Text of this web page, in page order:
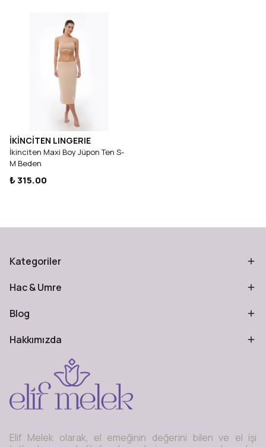
İKİNCİTEN LINGERIE
İkinciten Maxi Boy Jüpon Ten S-
M Beden
₺ 315.00
Kategoriler
Hac & Umre
Blog
Hakkımızda
Elif Melek olarak, el emeğinin değerini bilen ve el işi